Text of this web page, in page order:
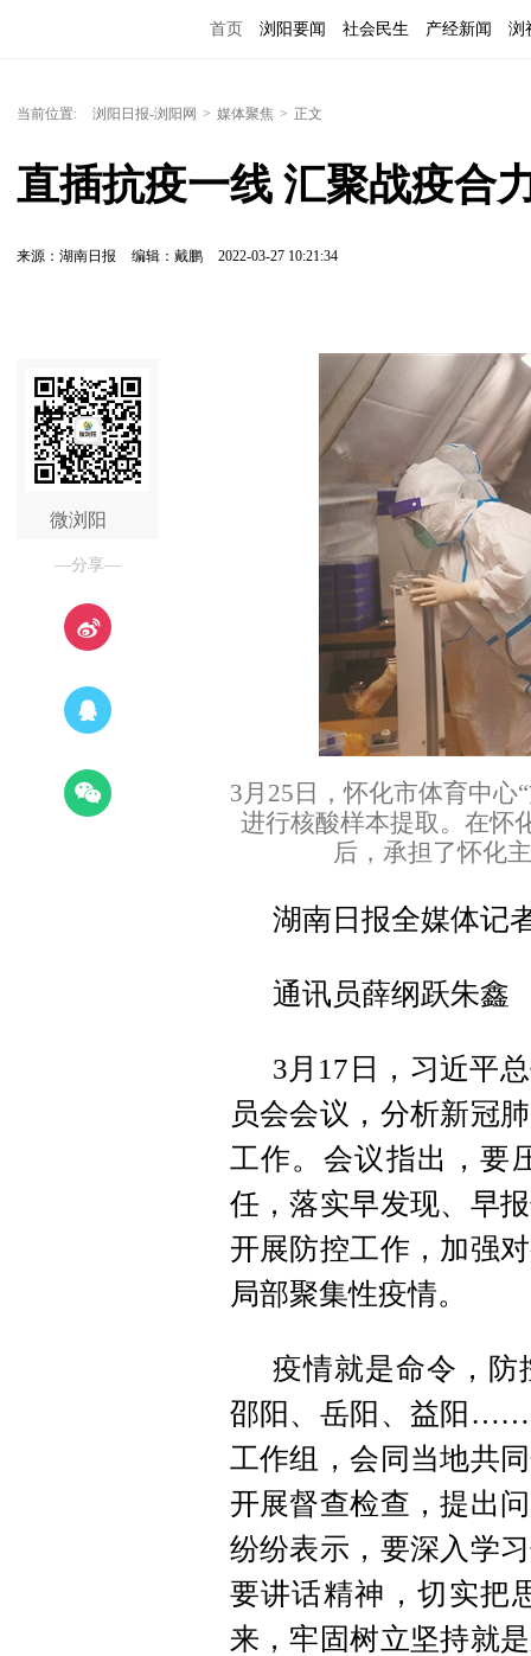
首页 浏阳要闻 社会民生 产经新闻 浏
当前位置: 浏阳日报-浏阳网 > 媒体聚焦 > 正文
直插抗疫一线 汇聚战疫合
来源：湖南日报 编辑：戴鹏 2022-03-27 10:21:34
微浏阳
—分享—
3月25日，怀化市体育中心
进行核酸样本提取。在怀
后，承担了怀化
湖南日报全媒体记
通讯员薛纲跃朱鑫
3月17日，习近平
员会会议，分析新冠
工作。会议指出，要
任，落实早发现、早
开展防控工作，加强
局部聚集性疫情。
疫情就是命令，防
邵阳、岳阳、益阳……
工作组，会同当地共
开展督查检查，提出
纷纷表示，要深入学
要讲话精神，切实把
来，牢固树立坚持就